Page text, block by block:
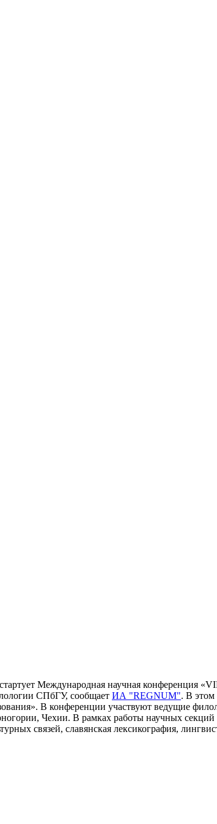
Международная научная конференция
СПбГУ, сообщает ИА "REGNUM". В этом
В конференции участвуют ведущие
Чехии. В рамках работы научных секций
связей, славянская лексикография,